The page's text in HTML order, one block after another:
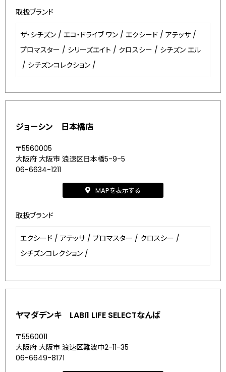
取扱ブランド
ザ・シチズン / エコ・ドライブ ワン / エクシード / アテッサ /
プロマスター / シリーズエイト / クロスシー / シチズン エル
/ シチズンコレクション /
ジョーシン 日本橋店
〒5560005
大阪府 大阪市 浪速区日本橋5-9-5
06-6634-1211
MAPを表示する
取扱ブランド
エクシード / アテッサ / プロマスター / クロスシー /
シチズンコレクション /
ヤマダデンキ LABI1 LIFE SELECTなんば
〒5560011
大阪府 大阪市 浪速区難波中2-11-35
06-6649-8171